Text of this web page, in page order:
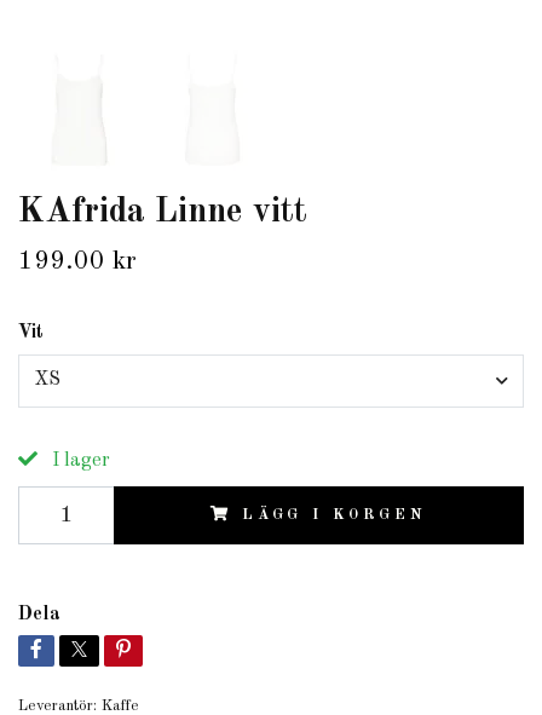
KAfrida Linne vitt
199.00 kr
Vit
XS
I lager
LÄGG I KORGEN
Dela
Leverantör: Kaffe